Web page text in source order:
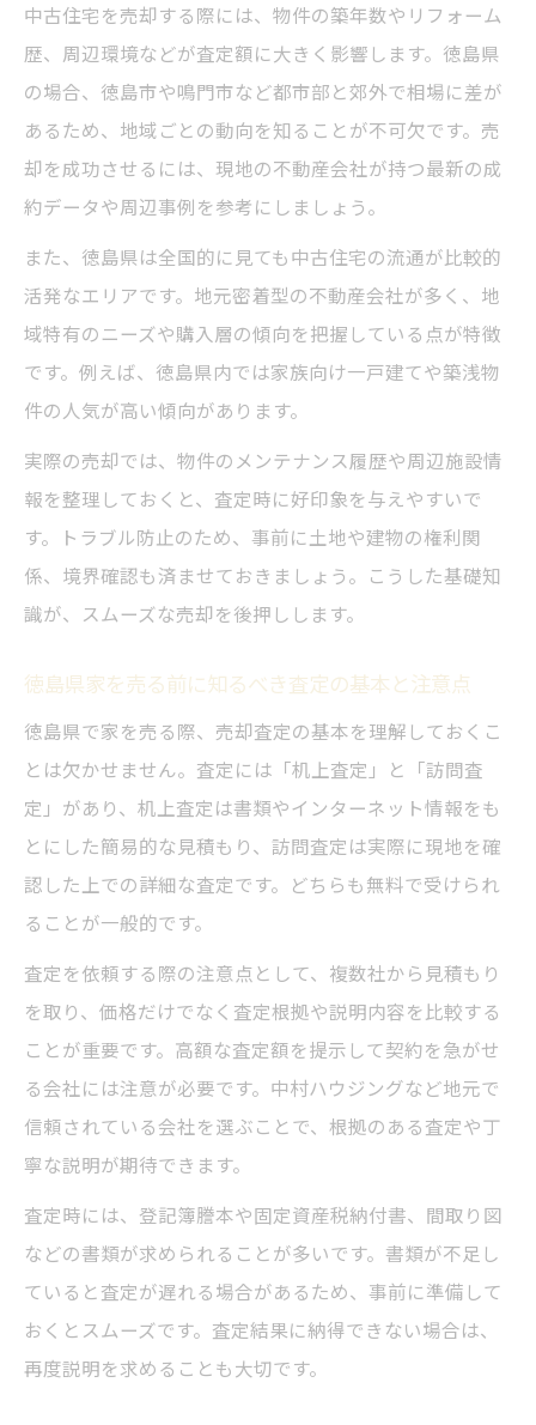
中村ハウジングのサポート内容と不動産会
社との違い
徳島 不動産屋おすすめとしての中村ハウジ
ングの強み
相場比較で失敗しない徳島県の不動産売却術
徳島 不動産売却で相場比較を徹底するコツ
と中村ハウジングの提案
不動産ランキングを活用した徳島県家を売
る際の判断法
中古住宅売却に役立つ徳島県相場の見極め
方と注意点
徳島 不動産会社一覧を使った複数査定の活
用法
失敗しないための中村ハウジングによる相
場チェック法
徳島 不動産屋おすすめ業者の見極め方と中
村ハウジングの実績
徳島県 不動産会社一覧から信頼できる会社
を選ぶコツ
中古住宅売却で重視すべき不動産会社選び
の基準
徳島県家を売る際の中村ハウジングの選定
ポイント
不動産売買で安心できる業者の見分け方と
注意事項
必要書類と手順を押さえてスムーズな売却へ
中古住宅を売る際の書類準備と流れを詳し
く解説
徳島県家を売るときの手続きと必要書類を
事前確認
中古住宅を売却する際には、物件の築年数やリフォーム
歴、周辺環境などが査定額に大きく影響します。徳島県
の場合、徳島市や鳴門市など都市部と郊外で相場に差が
あるため、地域ごとの動向を知ることが不可欠です。売
却を成功させるには、現地の不動産会社が持つ最新の成
約データや周辺事例を参考にしましょう。
また、徳島県は全国的に見ても中古住宅の流通が比較的
活発なエリアです。地元密着型の不動産会社が多く、地
域特有のニーズや購入層の傾向を把握している点が特徴
です。例えば、徳島県内では家族向け一戸建てや築浅物
件の人気が高い傾向があります。
実際の売却では、物件のメンテナンス履歴や周辺施設情
報を整理しておくと、査定時に好印象を与えやすいで
す。トラブル防止のため、事前に土地や建物の権利関
係、境界確認も済ませておきましょう。こうした基礎知
識が、スムーズな売却を後押しします。
徳島県家を売る前に知るべき査定の基本と注意点
徳島県で家を売る際、売却査定の基本を理解しておくこ
とは欠かせません。査定には「机上査定」と「訪問査
定」があり、机上査定は書類やインターネット情報をも
とにした簡易的な見積もり、訪問査定は実際に現地を確
認した上での詳細な査定です。どちらも無料で受けられ
ることが一般的です。
査定を依頼する際の注意点として、複数社から見積もり
を取り、価格だけでなく査定根拠や説明内容を比較する
ことが重要です。高額な査定額を提示して契約を急がせ
る会社には注意が必要です。中村ハウジングなど地元で
信頼されている会社を選ぶことで、根拠のある査定や丁
寧な説明が期待できます。
査定時には、登記簿謄本や固定資産税納付書、間取り図
などの書類が求められることが多いです。書類が不足し
ていると査定が遅れる場合があるため、事前に準備して
おくとスムーズです。査定結果に納得できない場合は、
再度説明を求めることも大切です。